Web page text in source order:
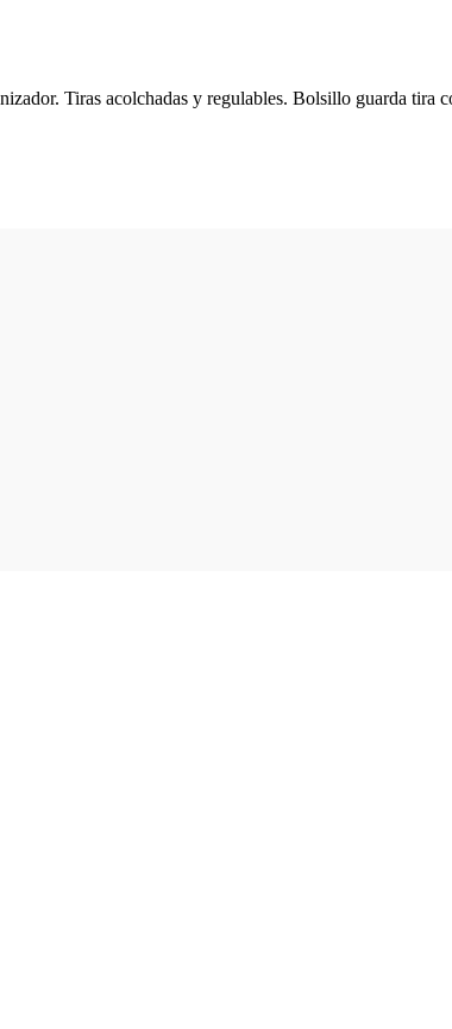
Tiras acolchadas y regulables. Bolsillo guarda tira